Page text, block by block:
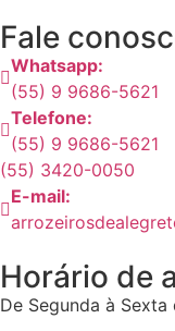
Fale
Whatsapp:
(55) 9 9686-5621
Telefone:
(55) 9 9686-5621
(55) 3420-0050
E-mail:
Horário de
De Segunda à Sexta